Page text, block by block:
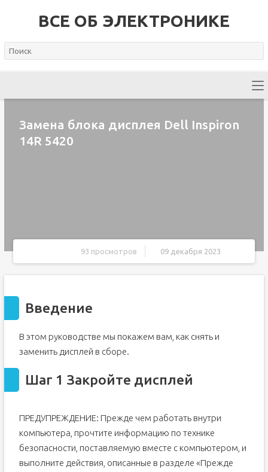
ВСЕ ОБ ЭЛЕКТРОНИКЕ
Замена блока дисплея Dell Inspiron
14R 5420
93 просмотров 09 декабря 2023
Введение
В этом руководстве мы покажем вам, как снять и
заменить дисплей в сборе.
Шаг 1 Закройте дисплей
ПРЕДУПРЕЖДЕНИЕ: Прежде чем работать внутри
компьютера, прочтите информацию по технике
безопасности, поставляемую вместе с компьютером, и
выполните действия, описанные в разделе «Прежде